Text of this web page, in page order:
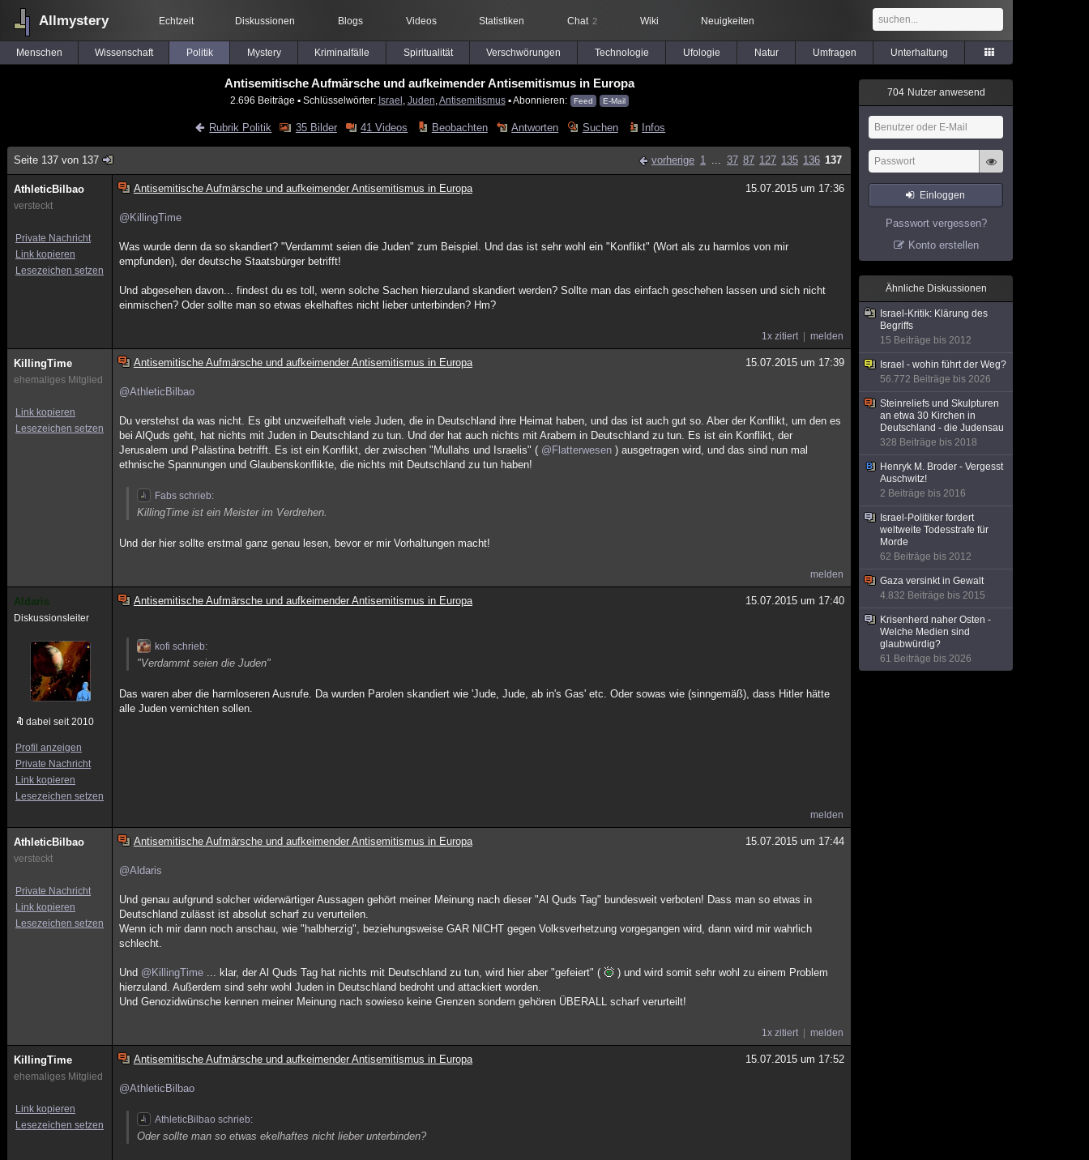
Allmystery Echtzeit Diskussionen Blogs Videos Statistiken Chat 2 Wiki Neuigkeiten
Menschen Wissenschaft Politik Mystery Kriminalfälle Spiritualität Verschwörungen Technologie Ufologie Natur Umfragen Unterhaltung
Antisemitische Aufmärsche und aufkeimender Antisemitismus in Europa
2.696 Beiträge ▪ Schlüsselwörter: Israel Juden Antisemitismus▪ Abonnieren: Feed E-Mail
Rubrik Politik 35 Bilder 41 Videos Beobachten Antworten Suchen Infos
Seite 137 von 137 vorherige 1 ... 37 87 127 135 136 137
AthleticBilbao
versteckt
Private Nachricht
Link kopieren
Lesezeichen setzen
Antisemitische Aufmärsche und aufkeimender Antisemitismus in Europa 15.07.2015 um 17:36
@KillingTime
Was wurde denn da so skandiert? "Verdammt seien die Juden" zum Beispiel. Und das ist sehr wohl ein "Konflikt" (Wort als zu harmlos von mir
empfunden), der deutsche Staatsbürger betrifft!
Und abgesehen davon... findest du es toll, wenn solche Sachen hierzuland skandiert werden? Sollte man das einfach geschehen lassen und sich nicht
einmischen? Oder sollte man so etwas ekelhaftes nicht lieber unterbinden? Hm?
1x zitiert melden
KillingTime
ehemaliges Mitglied
Link kopieren
Lesezeichen setzen
Antisemitische Aufmärsche und aufkeimender Antisemitismus in Europa 15.07.2015 um 17:39
@AthleticBilbao
Du verstehst da was nicht. Es gibt unzweifelhaft viele Juden, die in Deutschland ihre Heimat haben, und das ist auch gut so. Aber der Konflikt, um den es
bei AlQuds geht, hat nichts mit Juden in Deutschland zu tun. Und der hat auch nichts mit Arabern in Deutschland zu tun. Es ist ein Konflikt, der
Jerusalem und Palästina betrifft. Es ist ein Konflikt, der zwischen "Mullahs und Israelis" ( @Flatterwesen ) ausgetragen wird, und das sind nun mal
ethnische Spannungen und Glaubenskonflikte, die nichts mit Deutschland zu tun haben!
Fabs schrieb:
KillingTime ist ein Meister im Verdrehen.
Und der hier sollte erstmal ganz genau lesen, bevor er mir Vorhaltungen macht!
melden
Aldaris
Diskussionsleiter
dabei seit 2010
Profil anzeigen
Private Nachricht
Link kopieren
Lesezeichen setzen
Antisemitische Aufmärsche und aufkeimender Antisemitismus in Europa 15.07.2015 um 17:40
kofi schrieb:
"Verdammt seien die Juden"
Das waren aber die harmloseren Ausrufe. Da wurden Parolen skandiert wie 'Jude, Jude, ab in's Gas' etc. Oder sowas wie (sinngemäß), dass Hitler hätte
alle Juden vernichten sollen.
melden
AthleticBilbao
versteckt
Private Nachricht
Link kopieren
Lesezeichen setzen
Antisemitische Aufmärsche und aufkeimender Antisemitismus in Europa 15.07.2015 um 17:44
@Aldaris
Und genau aufgrund solcher widerwärtiger Aussagen gehört meiner Meinung nach dieser "Al Quds Tag" bundesweit verboten! Dass man so etwas in
Deutschland zulässt ist absolut scharf zu verurteilen.
Wenn ich mir dann noch anschau, wie "halbherzig", beziehungsweise GAR NICHT gegen Volksverhetzung vorgegangen wird, dann wird mir wahrlich
schlecht.
Und @KillingTime ... klar, der Al Quds Tag hat nichts mit Deutschland zu tun, wird hier aber "gefeiert" (
) und wird somit sehr wohl zu einem Problem
hierzuland. Außerdem sind sehr wohl Juden in Deutschland bedroht und attackiert worden.
Und Genozidwünsche kennen meiner Meinung nach sowieso keine Grenzen sondern gehören ÜBERALL scharf verurteilt!
1x zitiert melden
KillingTime
ehemaliges Mitglied
Link kopieren
Lesezeichen setzen
Antisemitische Aufmärsche und aufkeimender Antisemitismus in Europa 15.07.2015 um 17:52
@AthleticBilbao
AthleticBilbao schrieb:
Oder sollte man so etwas ekelhaftes nicht lieber unterbinden?
704 Nutzer anwesend
Einloggen
Passwort vergessen?
Konto erstellen
Ähnliche Diskussionen
Israel-Kritik: Klärung des
Begriffs
15 Beiträge bis 2012
Israel - wohin führt der Weg?
56.772 Beiträge bis 2026
Steinreliefs und Skulpturen
an etwa 30 Kirchen in
Deutschland - die Judensau
328 Beiträge bis 2018
Henryk M. Broder - Vergesst
Auschwitz!
2 Beiträge bis 2016
Israel-Politiker fordert
weltweite Todesstrafe für
Morde
62 Beiträge bis 2012
Gaza versinkt in Gewalt
4.832 Beiträge bis 2015
Krisenherd naher Osten -
Welche Medien sind
glaubwürdig?
61 Beiträge bis 2026